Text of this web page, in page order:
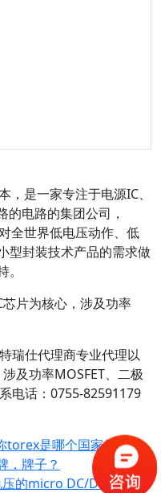
，是一家专注于电源IC、
的电路的集团公司，
全世界低电压动作、低
型封装技术产品的需求做
片为核心，涉及功率
瑞仕代理商专业代理以
及功率MOSFET、二极
电话：0755-82591179
torex是哪个国家的？
，牌子？
DC/DC 转换器 XCL301系列